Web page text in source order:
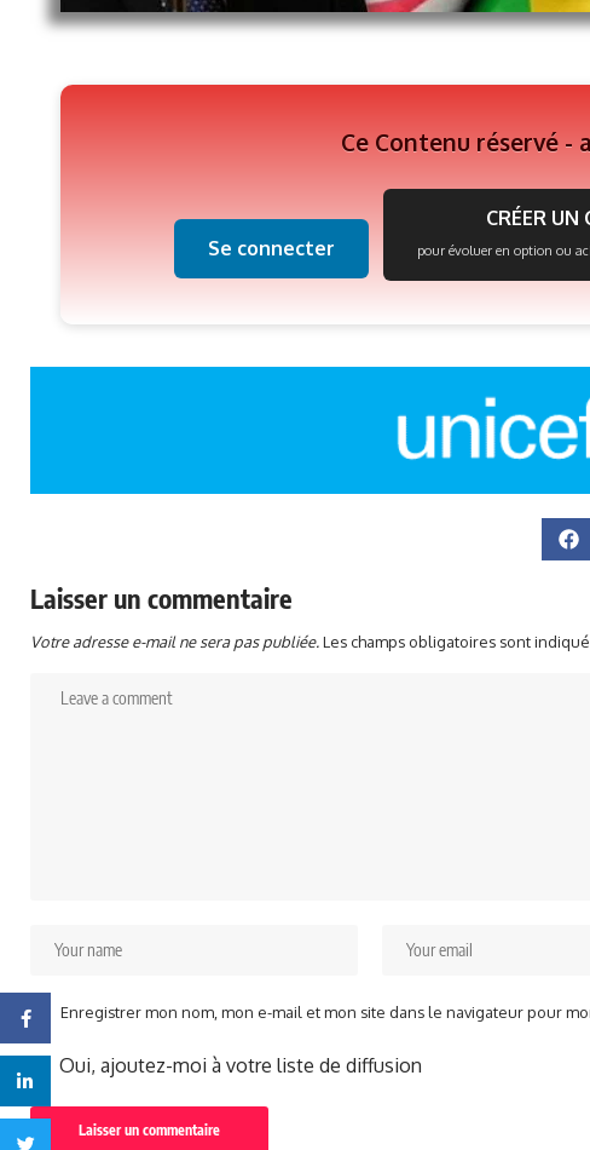
Facebook
Linkedin
Ce Contenu réservé -
Se connecter
CRÉER UN
pour évoluer en option ou
Laisser un commentaire
Votre adresse e-mail ne sera pas publiée.Les champs obligatoires sont
Enregistrer mon nom, mon e-mail et mon site dans le navigateur pour
Oui, ajoutez-moi à votre liste de diffusion